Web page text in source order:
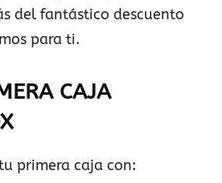
del fantástico descuento
para ti.
CAJA
primera caja con: